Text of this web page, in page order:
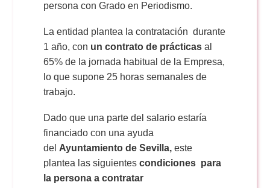
Periodismo
Publicidad y RR.PP
Doble Grado PER/CAV
Periodismo
Publicidad y RR.PP
Comunicación Audiovisual
Secretaría Virtual
#miTFG
#YoPractico
persona con Grado en Periodismo.
La entidad plantea la contratación durante
1 año, con un contrato de prácticasal
65% de la jornada habitual de la Empresa,
lo que supone 25 horas semanales de
trabajo.
Dado que una parte del salario estaría
financiado con una ayuda
del Ayuntamiento de Sevilla,este
plantea las siguientescondiciones para
la persona a contratar